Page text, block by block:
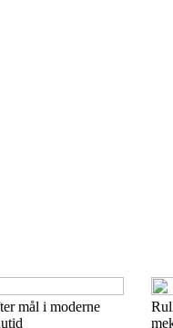
mål i moderne